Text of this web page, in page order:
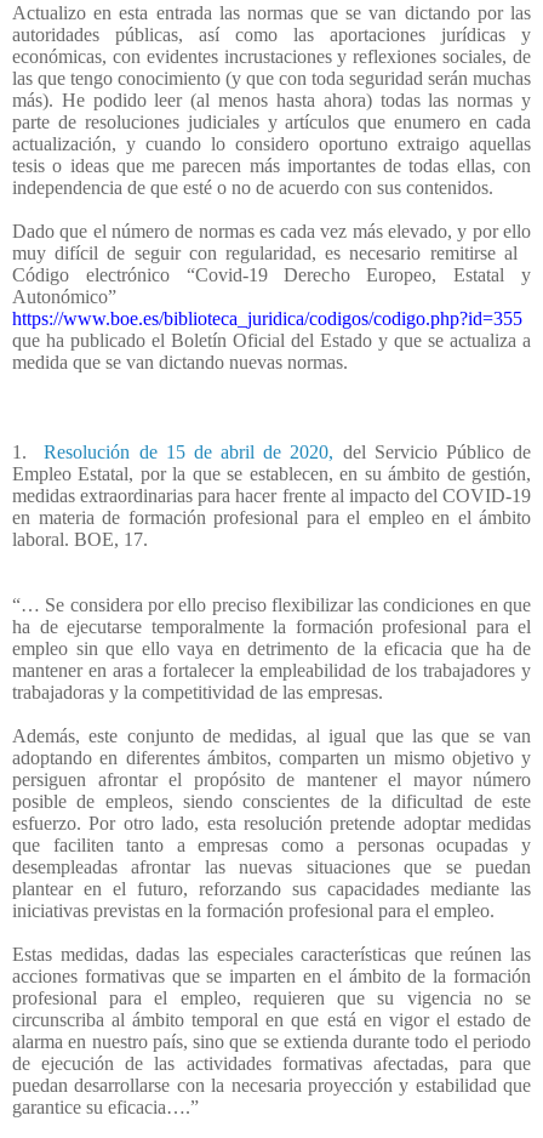
Actualizo en esta entrada las normas que se van dictando por las
autoridades públicas, así como las aportaciones jurídicas y
económicas, con evidentes incrustaciones y reflexiones sociales, de
las que tengo conocimiento (y que con toda seguridad serán muchas
más). He podido leer (al menos hasta ahora) todas las normas y
parte de resoluciones judiciales y artículos que enumero en cada
actualización, y cuando lo considero oportuno extraigo aquellas
tesis o ideas que me parecen más importantes de todas ellas, con
independencia de que esté o no de acuerdo con sus contenidos.
Dado que el número de normas es cada vez más elevado, y por ello
muy difícil de seguir con regularidad, es necesario remitirse al
Código electrónico “Covid-19 Derecho Europeo, Estatal y
Autonómico”
https://www.boe.es/biblioteca_juridica/codigos/codigo.php?id=355
que ha publicado el Boletín Oficial del Estado y que se actualiza a
medida que se van dictando nuevas normas.
1. Resolución de 15 de abril de 2020, del Servicio Público de
Empleo Estatal, por la que se establecen, en su ámbito de gestión,
medidas extraordinarias para hacer frente al impacto del COVID-19
en materia de formación profesional para el empleo en el ámbito
laboral. BOE, 17.
“… Se considera por ello preciso flexibilizar las condiciones en que
ha de ejecutarse temporalmente la formación profesional para el
empleo sin que ello vaya en detrimento de la eficacia que ha de
mantener en aras a fortalecer la empleabilidad de los trabajadores y
trabajadoras y la competitividad de las empresas.
Además, este conjunto de medidas, al igual que las que se van
adoptando en diferentes ámbitos, comparten un mismo objetivo y
persiguen afrontar el propósito de mantener el mayor número
posible de empleos, siendo conscientes de la dificultad de este
esfuerzo. Por otro lado, esta resolución pretende adoptar medidas
que faciliten tanto a empresas como a personas ocupadas y
desempleadas afrontar las nuevas situaciones que se puedan
plantear en el futuro, reforzando sus capacidades mediante las
iniciativas previstas en la formación profesional para el empleo.
Estas medidas, dadas las especiales características que reúnen las
acciones formativas que se imparten en el ámbito de la formación
profesional para el empleo, requieren que su vigencia no se
circunscriba al ámbito temporal en que está en vigor el estado de
alarma en nuestro país, sino que se extienda durante todo el periodo
de ejecución de las actividades formativas afectadas, para que
puedan desarrollarse con la necesaria proyección y estabilidad que
garantice su eficacia….”